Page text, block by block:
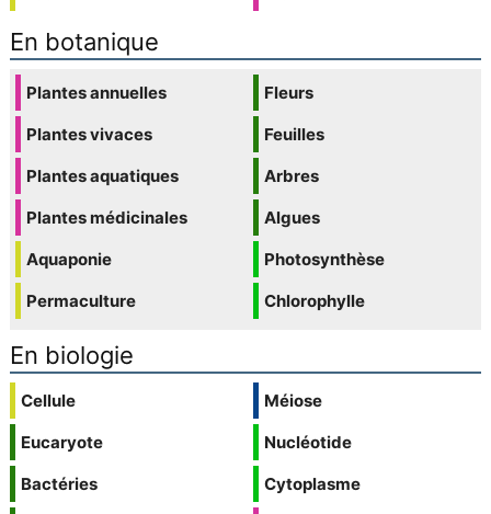
En botanique
Plantes annuelles
Plantes vivaces
Plantes aquatiques
Plantes médicinales
Aquaponie
Permaculture
Fleurs
Feuilles
Arbres
Algues
Photosynthèse
Chlorophylle
En biologie
Cellule
Eucaryote
Bactéries
Méiose
Nucléotide
Cytoplasme